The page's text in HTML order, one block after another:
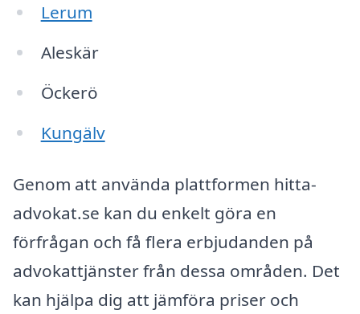
Lerum
Aleskär
Öckerö
Kungälv
Genom att använda plattformen hitta-
advokat.se kan du enkelt göra en
förfrågan och få flera erbjudanden på
advokattjänster från dessa områden. Det
kan hjälpa dig att jämföra priser och